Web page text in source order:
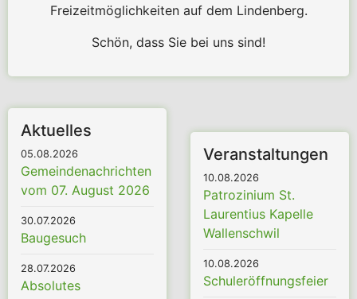
Freizeitmöglichkeiten auf dem Lindenberg.
Schön, dass Sie bei uns sind!
Aktuelles
05.08.2026
Gemeindenachrichten
vom 07. August 2026
30.07.2026
Baugesuch
28.07.2026
Absolutes
Veranstaltungen
10.08.2026
Patrozinium St.
Laurentius Kapelle
Wallenschwil
10.08.2026
Schuleröffnungsfeier